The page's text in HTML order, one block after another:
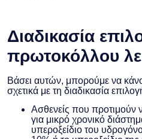
Διαδικασία
πρωτοκόλλου
Βάσει αυτών, μπορούμε να
σχετικά με τη διαδικασία
Ασθενείς που προτιμούν
για μικρό χρονικό
υπεροξείδιο του